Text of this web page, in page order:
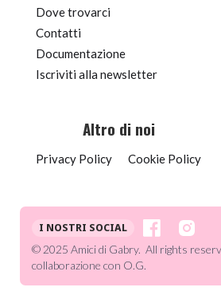
Dove trovarci
Contatti
Documentazione
Iscriviti alla newsletter
Altro di noi
Privacy Policy Cookie Policy
I NOSTRI SOCIAL
© 2025 Amici di Gabry. All rights
collaborazione con O.G.